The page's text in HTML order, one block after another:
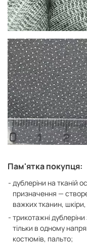
Пам'ятка покупця:
дублеріни на тканій
призначення —
важких тканин, шкіри,
трикотажні
тільки в одному
костюмів, пальто;